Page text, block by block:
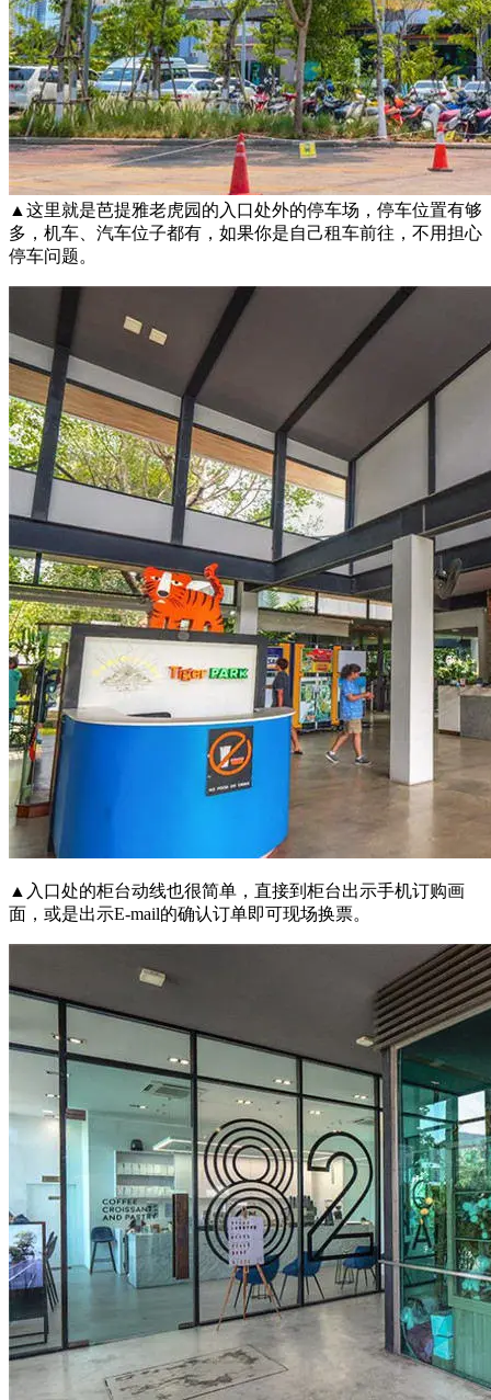
▲这里就是芭提雅老虎园的入口处外的停车场，停车位置有够
多，机车、汽车位子都有，如果你是自己租车前往，不用担心
停车问题。
▲入口处的柜台动线也很简单，直接到柜台出示手机订购画
面，或是出示E-mail的确认订单即可现场换票。